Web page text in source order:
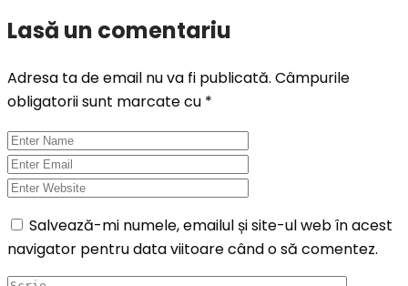
Lasă un comentariu
Adresa ta de email nu va fi publicată. Câmpurile
obligatorii sunt marcate cu *
Salvează-mi numele, emailul și site-ul web în acest
navigator pentru data viitoare când o să comentez.